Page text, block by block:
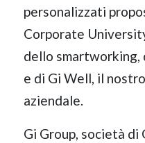
personalizzati
Corporate
dello smartworking,
e di Gi Well, il
aziendale.
Gi Group, società di